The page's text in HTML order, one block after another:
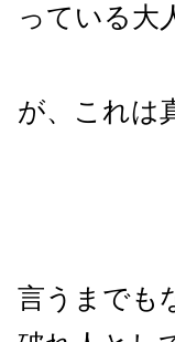
っている大
が、これは
言うまでも